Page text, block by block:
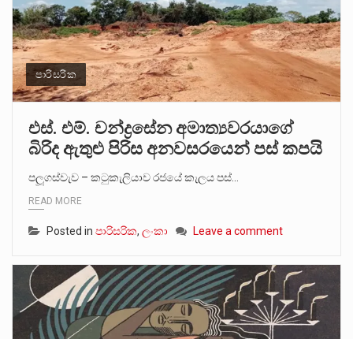
පාරිසරික
එස්. එම්. චන්ද්‍රසේන අමාත්‍යවරයාගේ
බිරිද ඇතුළු පිරිස අනවසරයෙන් පස් කපයි
පලූගස්වැව – කටුකැලියාව රජයේ කැලය පස්…
READ MORE
Posted in පාරිසරික, ලංකා Leave a comment